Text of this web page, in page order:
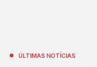
ÚLTIMAS NOTÍCIAS